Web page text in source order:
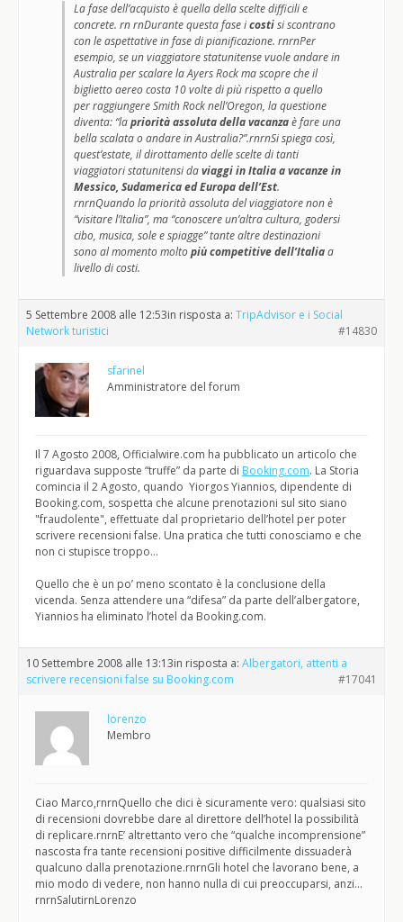
La fase dell’acquisto è quella della scelte difficili e
concrete. rn rnDurante questa fase icostisi scontrano
con le aspettative in fase di pianificazione. rnrnPer
esempio, se un viaggiatore statunitense vuole andare in
Australia per scalare la Ayers Rock ma scopre che il
biglietto aereo costa 10 volte di più rispetto a quello
per raggiungere Smith Rock nell’Oregon, la questione
diventa: “lapriorità assoluta della vacanzaè fare una
bella scalata o andare in Australia?”.rnrnSi spiega così,
quest’estate, il dirottamento delle scelte di tanti
viaggiatori statunitensi daviaggi in Italia a vacanze in
Messico, Sudamerica ed Europa dell’Est.
rnrnQuando la priorità assoluta del viaggiatore non è
“visitare l’Italia”, ma “conoscere un’altra cultura, godersi
cibo, musica, sole e spiagge” tante altre destinazioni
sono al momento moltopiù competitive dell’Italiaa
livello di costi.
5 Settembre 2008 alle 12:53in risposta a: TripAdvisor e i Social
Network turistici
#14830
sfarinel
Amministratore del forum
Il 7 Agosto 2008, Officialwire.com ha pubblicato un articolo che
riguardava supposte “truffe” da parte di Booking.com. La Storia
comincia il 2 Agosto, quando Yiorgos Yiannios, dipendente di
Booking.com, sospetta che alcune prenotazioni sul sito siano
"fraudolente", effettuate dal proprietario dell’hotel per poter
scrivere recensioni false. Una pratica che tutti conosciamo e che
non ci stupisce troppo…
Quello che è un po’ meno scontato è la conclusione della
vicenda. Senza attendere una “difesa” da parte dell’albergatore,
Yiannios ha eliminato l’hotel da Booking.com.
10 Settembre 2008 alle 13:13in risposta a: Albergatori, attenti a
scrivere recensioni false su Booking.com
#17041
lorenzo
Membro
Ciao Marco,rnrnQuello che dici è sicuramente vero: qualsiasi sito
di recensioni dovrebbe dare al direttore dell’hotel la possibilità
di replicare.rnrnE’ altrettanto vero che “qualche incomprensione”
nascosta fra tante recensioni positive difficilmente dissuaderà
qualcuno dalla prenotazione.rnrnGli hotel che lavorano bene, a
mio modo di vedere, non hanno nulla di cui preoccuparsi, anzi…
rnrnSalutirnLorenzo